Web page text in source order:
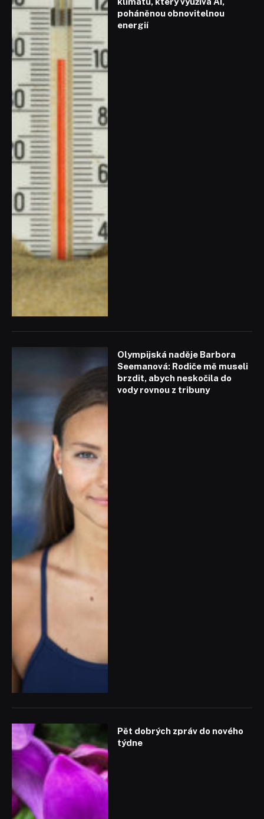
poháněnou obnovitelnou
energií
Olympijská naděje Barbora
Seemanová: Rodiče mě museli
brzdit, abych neskočila do
vody rovnou z tribuny
Pět dobrých zpráv do nového
týdne